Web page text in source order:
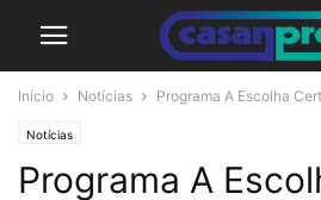
Início Notícias Programa A Escolha
Notícias
Programa A